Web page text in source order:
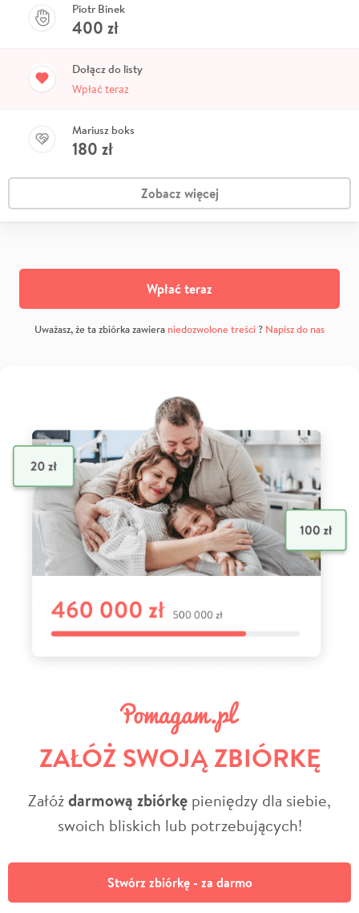
Piotr Binek
400 zł
Dołącz do listy
Wpłać teraz
Mariusz boks
180 zł
Zobacz więcej
Wpłać teraz
Uważasz, że ta zbiórka zawiera niedozwolone treści? Napisz do nas
ZAŁÓŻ SWOJĄ ZBIÓRKĘ
Załóżdarmową zbiórkę pieniędzy dla siebie,
swoich bliskich lub potrzebujących!
Stwórz zbiórkę - za darmo